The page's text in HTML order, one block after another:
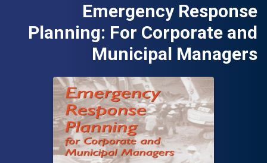
Emergency Response
Planning: For Corporate and
Municipal Managers